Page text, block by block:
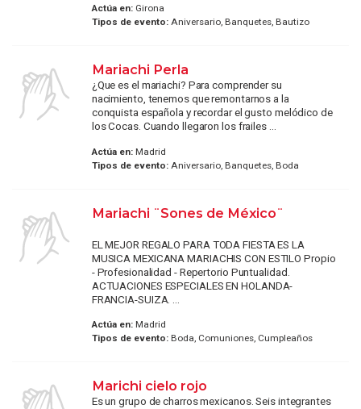
Actúa en:Girona
Tipos de evento:Aniversario, Banquetes, Bautizo
Mariachi Perla
¿Que es el mariachi? Para comprender su
nacimiento, tenemos que remontarnos a la
conquista española y recordar el gusto melódico de
los Cocas. Cuando llegaron los frailes ...
Actúa en:Madrid
Tipos de evento:Aniversario, Banquetes, Boda
Mariachi ¨Sones de México¨
EL MEJOR REGALO PARA TODA FIESTA ES LA
MUSICA MEXICANA MARIACHIS CON ESTILO Propio
- Profesionalidad - Repertorio Puntualidad.
ACTUACIONES ESPECIALES EN HOLANDA-
FRANCIA-SUIZA. ...
Actúa en:Madrid
Tipos de evento:Boda, Comuniones, Cumpleaños
Marichi cielo rojo
Es un grupo de charros mexicanos. Seis integrantes